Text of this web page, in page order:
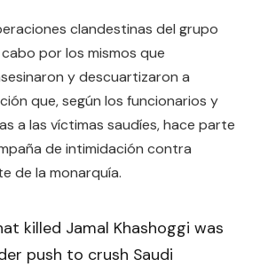
clandestinas del grupo
por los mismos que
y descuartizaron a
que, según los funcionarios y
a las víctimas saudíes, hace parte
de intimidación contra
de la monarquía.
killed Jamal Khashoggi was
push to crush Saudi